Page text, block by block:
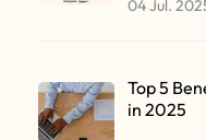
04 Jul.
Top 5
in 2025